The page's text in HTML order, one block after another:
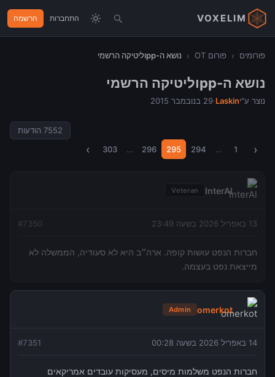
VOXELIM התחברות הרשמה
פורומים › פורום OT › נושא ה-ppוליטיקה הרשמי
נושא ה-ppוליטיקה הרשמי
נוצר ע"יLaskin
·29 בנובמבר 2015
7552 הודעות
‹
1
…
294
295
296
…
303
›
InterAl
Veteran
13 באפריל 2026 בשעה 23:49 #7350
חברות הנפט עושות קופה. ארה״ב היא לא סעודיה, הממשלה לא
מייצאת נפט בעצמה.
omerkot
Admin
14 באפריל 2026 בשעה 00:28 #7351
חברות הנפט משלמות מיסים, מעסיקות עובדים אמריקאים